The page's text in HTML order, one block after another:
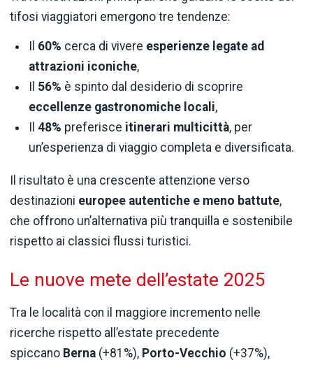
tifosi viaggiatori emergono tre tendenze:
60% cerca di vivere esperienze legate ad
attrazioni iconiche,
56% è spinto dal desiderio di scoprire
eccellenze gastronomiche locali,
Il48% preferisce itinerari multicittà, per
un’esperienza di viaggio completa e diversificata.
Il risultato è una crescente attenzione verso
destinazioni europee autentiche e meno battute,
che offrono un’alternativa più tranquilla e sostenibile
rispetto ai classici flussi turistici.
Le nuove mete dell’estate 2025
Tra le località con il maggiore incremento nelle
ricerche rispetto all’estate precedente
spiccano Berna (+81%), Porto-Vecchio (+37%),